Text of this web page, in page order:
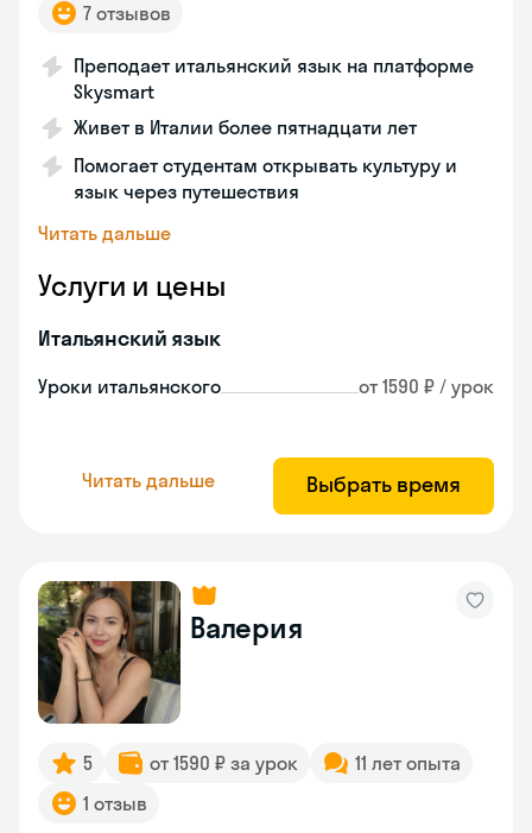
7 отзывов
Преподает итальянский язык на платформе
Skysmart
Живет в Италии более пятнадцати лет
Помогает студентам открывать культуру и
язык через путешествия
Читать дальше
Услуги и цены
Итальянский язык
Уроки итальянского от 1590 ₽ / урок
Читать дальше Выбрать время
Валерия
5 от 1590 ₽ за урок
11 лет опыта
1 отзыв